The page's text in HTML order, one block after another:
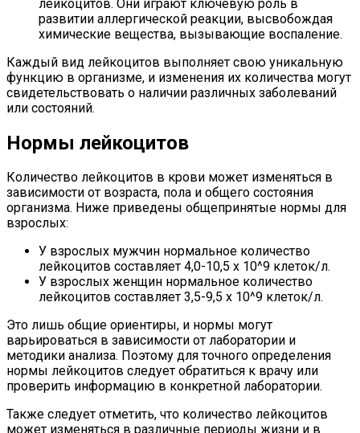
лейкоцитов. Они играют ключевую роль в
развитии аллергической реакции, высвобождая
химические вещества, вызывающие воспаление.
Каждый вид лейкоцитов выполняет свою уникальную
функцию в организме, и изменения их количества могут
свидетельствовать о наличии различных заболеваний
или состояний.
Нормы лейкоцитов
Количество лейкоцитов в крови может изменяться в
зависимости от возраста, пола и общего состояния
организма. Ниже приведены общепринятые нормы для
взрослых:
У взрослых мужчин нормальное количество
лейкоцитов составляет 4,0-10,5 x 10^9 клеток/л.
У взрослых женщин нормальное количество
лейкоцитов составляет 3,5-9,5 x 10^9 клеток/л.
Это лишь общие ориентиры, и нормы могут
варьироваться в зависимости от лаборатории и
методики анализа. Поэтому для точного определения
нормы лейкоцитов следует обратиться к врачу или
проверить информацию в конкретной лаборатории.
Также следует отметить, что количество лейкоцитов
может изменяться в различные периоды жизни и в